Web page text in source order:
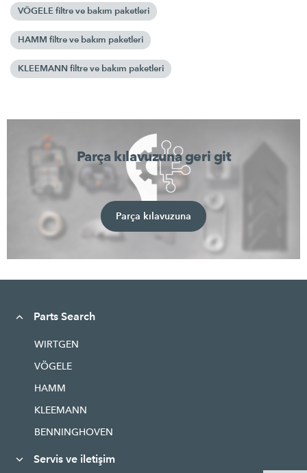
VÖGELE filtre ve bakım paketleri
HAMM filtre ve bakım paketleri
KLEEMANN filtre ve bakım paketleri
Parça kılavuzuna geri git
Parça kılavuzuna
Parts Search
WIRTGEN
VÖGELE
HAMM
KLEEMANN
BENNINGHOVEN
Servis ve iletişim